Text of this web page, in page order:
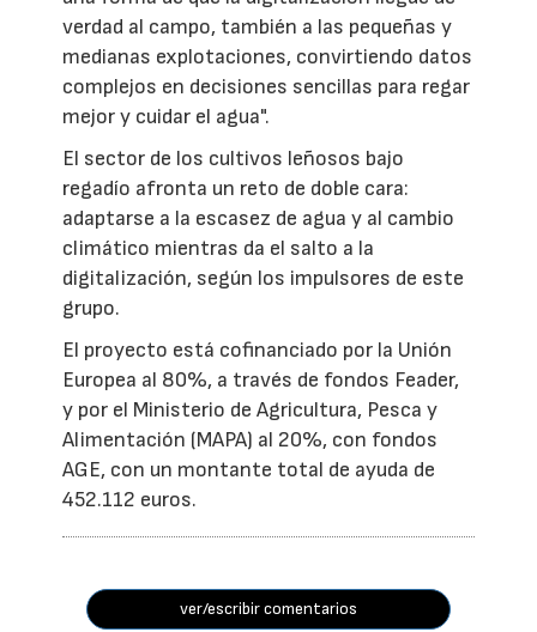
verdad al campo, también a las pequeñas y
medianas explotaciones, convirtiendo datos
complejos en decisiones sencillas para regar
mejor y cuidar el agua".
El sector de los cultivos leñosos bajo
regadío afronta un reto de doble cara:
adaptarse a la escasez de agua y al cambio
climático mientras da el salto a la
digitalización, según los impulsores de este
grupo.
El proyecto está cofinanciado por la Unión
Europea al 80%, a través de fondos Feader,
y por el Ministerio de Agricultura, Pesca y
Alimentación (MAPA) al 20%, con fondos
AGE, con un montante total de ayuda de
452.112 euros.
ver/escribir comentarios